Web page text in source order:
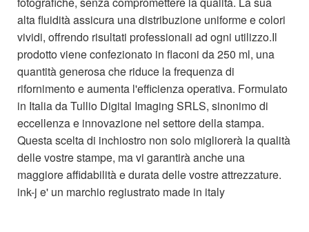
alta fluidità assicura una distribuzione uniforme e colori
vividi, offrendo risultati professionali ad ogni utilizzo.Il
prodotto viene confezionato in flaconi da 250 ml, una
quantità generosa che riduce la frequenza di
rifornimento e aumenta l'efficienza operativa. Formulato
in Italia da Tullio Digital Imaging SRLS, sinonimo di
eccellenza e innovazione nel settore della stampa.
Questa scelta di inchiostro non solo migliorerà la qualità
delle vostre stampe, ma vi garantirà anche una
maggiore affidabilità e durata delle vostre attrezzature.
ink-j e' un marchio regiustrato made in italy